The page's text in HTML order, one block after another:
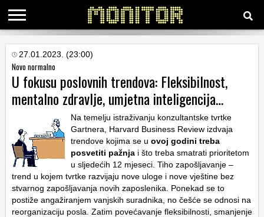
KATEGORIJE
HRVATSKI
WEB
27.01.2023. (23:00)
Novo normalno
U fokusu poslovnih trendova: Fleksibilnost,
mentalno zdravlje, umjetna inteligencija…
Na temelju istraživanju konzultantske tvrtke
Gartnera, Harvard Business Review izdvaja
trendove kojima se u ovoj godini treba
posvetiti pažnja i što treba smatrati prioritetom
u sljedećih 12 mjeseci. Tiho zapošljavanje –
trend u kojem tvrtke razvijaju nove uloge i nove vještine bez
stvarnog zapošljavanja novih zaposlenika. Ponekad se to
postiže angažiranjem vanjskih suradnika, no češće se odnosi na
reorganizaciju posla. Zatim povećavanje fleksibilnosti, smanjenje